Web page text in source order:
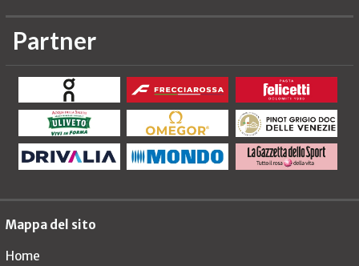
Partner
Mappa del sito
Home